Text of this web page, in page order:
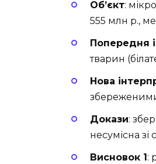
Об’єкт:
555 млн р.,
Попередня
тварин
Нова
збереженими
Докази:
несумісна зі
Висновок 1 :